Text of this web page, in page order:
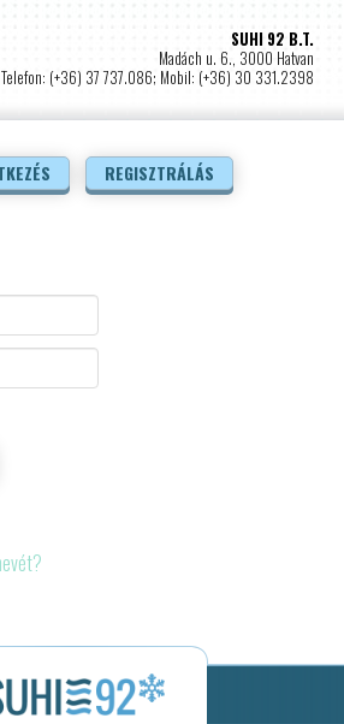
SUHI 92 B.T.
Madách u. 6., 3000 Hatvan
Telefon: (+36) 37 737.086; Mobil: (+36) 30 331.2398
REGISZTRÁLÁS